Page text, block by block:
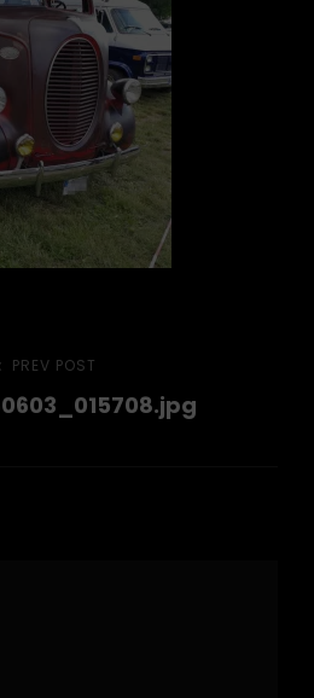
Previous
Post
PREV POST